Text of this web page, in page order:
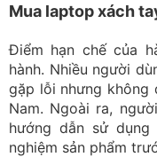
Mua laptop xách
Điểm hạn chế của
hành. Nhiều người
gặp lỗi nhưng không
Nam. Ngoài ra,
hướng dẫn sử
nghiệm sản phẩm